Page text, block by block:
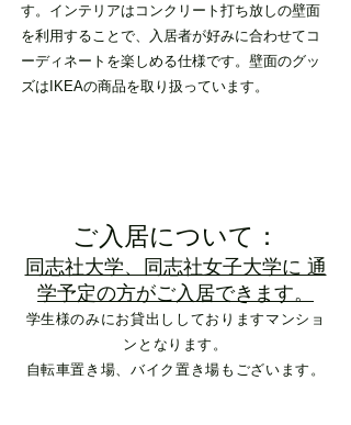
す。インテリアはコンクリート打ち放しの壁面
を利用することで、入居者が好みに合わせてコ
ーディネートを楽しめる仕様です。壁面のグッ
ズはIKEAの商品を取り扱っています。
ご入居について：
同志社大学、同志社女子大学に 通
学予定の方がご入居できます。
​学生様のみにお貸出ししておりますマンショ
ンとなります。
自転車置き場、バイク置き場もございます。